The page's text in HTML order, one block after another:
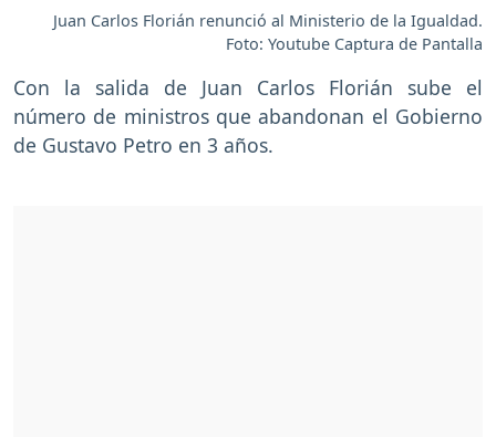
Juan Carlos Florián renunció al Ministerio de la Igualdad.
Foto: Youtube Captura de Pantalla
Con la salida de Juan Carlos Florián sube el
número de ministros que abandonan el Gobierno
de Gustavo Petro en 3 años.